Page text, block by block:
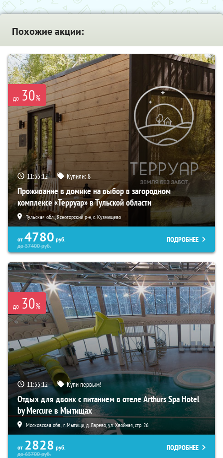
Похожие акции:
до 30%
11:55:10 Купили:8
Проживание в домике на выбор в загородном
комплексе «Терруар» в Тульской области
Тульская обл., Ясногорский р-н, с. Кузмищево
от 4780 руб.
до57400руб.
ПОДРОБНЕЕ
до 30%
11:55:10 Купи первым!
Отдых для двоих с питанием в отеле Arthurs Spa Hotel
by Mercure в Мытищах
Московская обл., г. Мытищи, д. Ларево, ул. Хвойная, стр. 26
от 2828 руб.
до65700руб.
ПОДРОБНЕЕ